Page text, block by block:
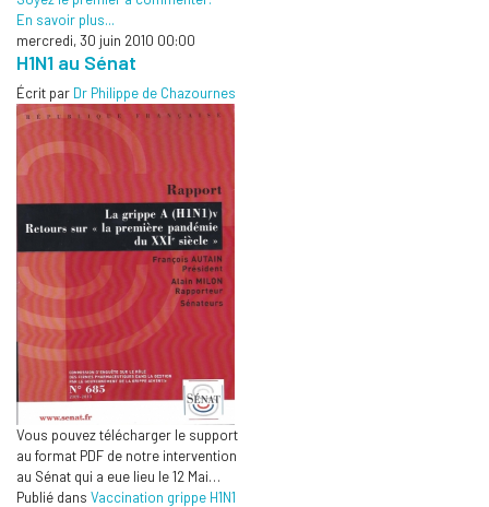
En savoir plus...
mercredi, 30 juin 2010 00:00
H1N1 au Sénat
Écrit par Dr Philippe de Chazournes
Vous pouvez télécharger le support
au format PDF de notre intervention
au Sénat qui a eue lieu le 12 Mai…
Publié dans Vaccination grippe H1N1